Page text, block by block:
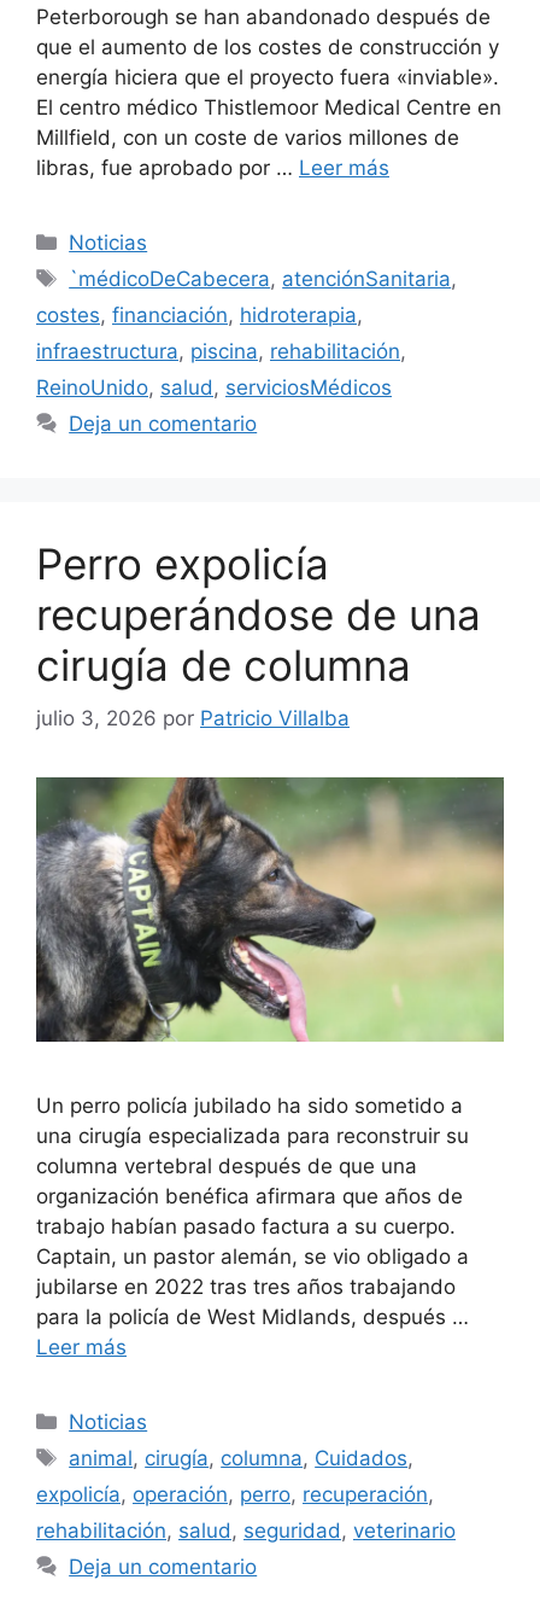
Peterborough se han abandonado después de
que el aumento de los costes de construcción y
energía hiciera que el proyecto fuera «inviable».
El centro médico Thistlemoor Medical Centre en
Millfield, con un coste de varios millones de
libras, fue aprobado por … Leer más
Categorías
Noticias
Etiquetas
`médicoDeCabecera, atenciónSanitaria,
costes, financiación, hidroterapia,
infraestructura, piscina, rehabilitación,
ReinoUnido, salud , serviciosMédicos
Deja un comentario
Perro expolicía
recuperándose de una
cirugía de columna
julio 3, 2026 por Patricio Villalba
Un perro policía jubilado ha sido sometido a
una cirugía especializada para reconstruir su
columna vertebral después de que una
organización benéfica afirmara que años de
trabajo habían pasado factura a su cuerpo.
Captain, un pastor alemán, se vio obligado a
jubilarse en 2022 tras tres años trabajando
para la policía de West Midlands, después …
Leer más
Categorías
Noticias
Etiquetas
animal, cirugía, columna, Cuidados,
expolicía, operación, perro, recuperación,
rehabilitación, salud , seguridad , veterinario
Deja un comentario